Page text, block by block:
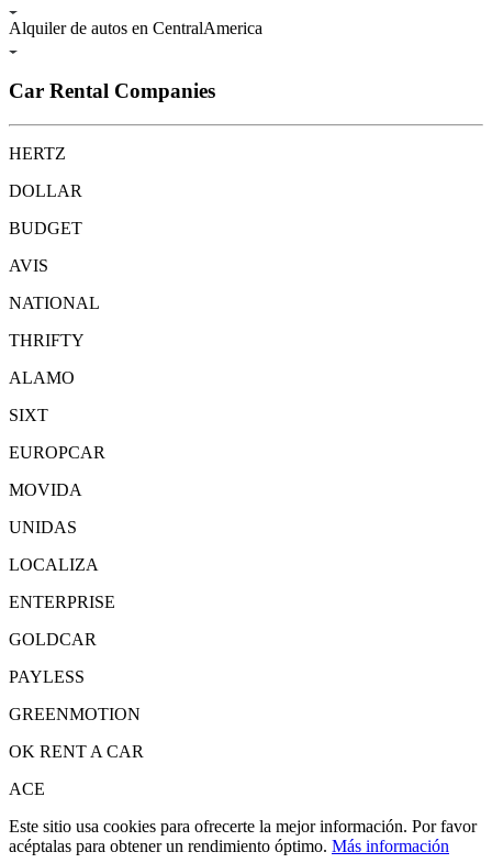
Alquiler de autos en CentralAmerica
Car Rental Companies
HERTZ
DOLLAR
BUDGET
AVIS
NATIONAL
THRIFTY
ALAMO
SIXT
EUROPCAR
MOVIDA
UNIDAS
LOCALIZA
ENTERPRISE
GOLDCAR
PAYLESS
GREENMOTION
OK RENT A CAR
ACE
Este sitio usa cookies para ofrecerte la mejor información. Por favor
acéptalas para obtener un rendimiento óptimo. Más información